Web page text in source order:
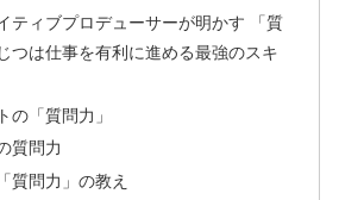
ティブプロデューサーが明かす 「質
つは仕事を有利に進める最強のスキ
の「質問力」
質問力
質問力」の教え